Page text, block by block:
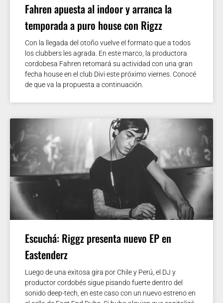
Fahren apuesta al indoor y arranca la
temporada a puro house con Rigzz
Con la llegada del otoño vuelve el formato que a todos
los clubbers les agrada. En este marco, la productora
cordobesa Fahren retomará su actividad con una gran
fecha house en el club Divi este próximo viernes. Conocé
de que va la propuesta a continuación.
Escuchá: Riggz presenta nuevo EP en
Eastenderz
Luego de una exitosa gira por Chile y Perú, el DJ y
productor cordobés sigue pisando fuerte dentro del
sonido deep-tech, en este caso con un nuevo estreno en